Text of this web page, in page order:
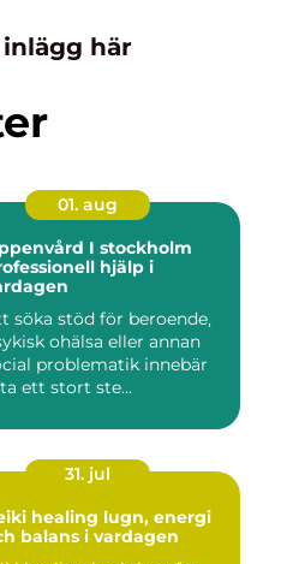
här
01. aug
I stockholm
hjälp i
söka stöd för beroende,
ohälsa eller annan
problematik innebär
ett stort ste...
31. jul
healing lugn, energi
balans i vardagen